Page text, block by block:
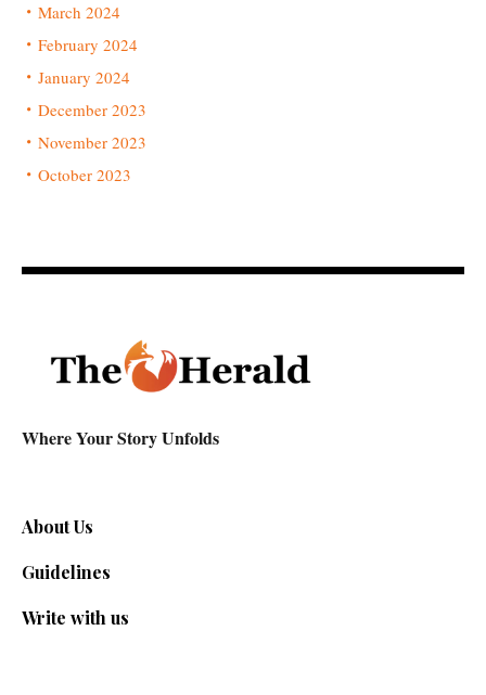
March 2024
February 2024
January 2024
December 2023
November 2023
October 2023
Where Your Story Unfolds
About Us
Guidelines
Write with us